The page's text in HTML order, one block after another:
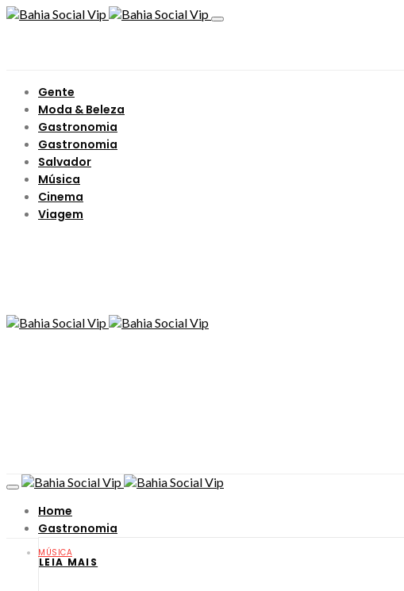
Gente
Moda & Beleza
Gastronomia
Gastronomia
Salvador
Música
Cinema
Viagem
Home
Gastronomia
LEIA MAIS
MÚSICA